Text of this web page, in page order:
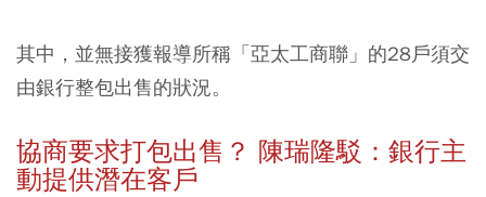
其中，並無接獲報導所稱「亞太工商聯」的28戶須交
由銀行整包出售的狀況。
協商要求打包出售？ 陳瑞隆駁：銀行主
動提供潛在客戶